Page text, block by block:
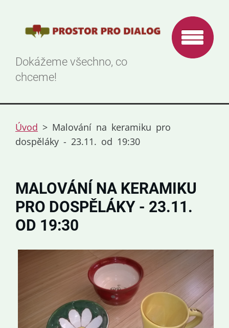
Dokážeme všechno, co
chceme!
Úvod > Malování na keramiku pro
dospěláky - 23.11. od 19:30
MALOVÁNÍ NA KERAMIKU
PRO DOSPĚLÁKY - 23.11.
OD 19:30